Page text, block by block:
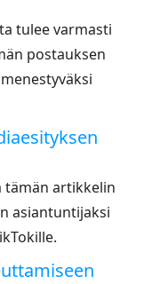
tulee varmasti
postauksen
tämän artikkelin
asiantuntijaksi